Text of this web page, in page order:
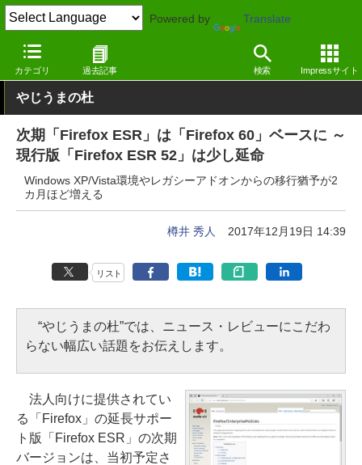
Powered by Translate
カテゴリ 過去記事 検索 Impressサイト
窓の杜 インターネット Windows
やじうまの杜
次期「Firefox ESR」は「Firefox 60」ベースに ～
現行版「Firefox ESR 52」は少し延命
Windows XP/Vista環境やレガシーアドオンからの移行猶予が2
カ月ほど増える
樽井 秀人 2017年12月19日 14:39
リスト
“やじうまの杜”では、ニュース・レビューにこだわ
らない幅広い話題をお伝えします。
法人向けに提供されてい
る「Firefox」の延長サポー
ト版「Firefox ESR」の次期
バージョンは、当初予定さ